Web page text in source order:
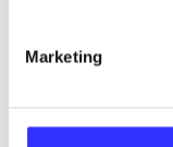
Marketing